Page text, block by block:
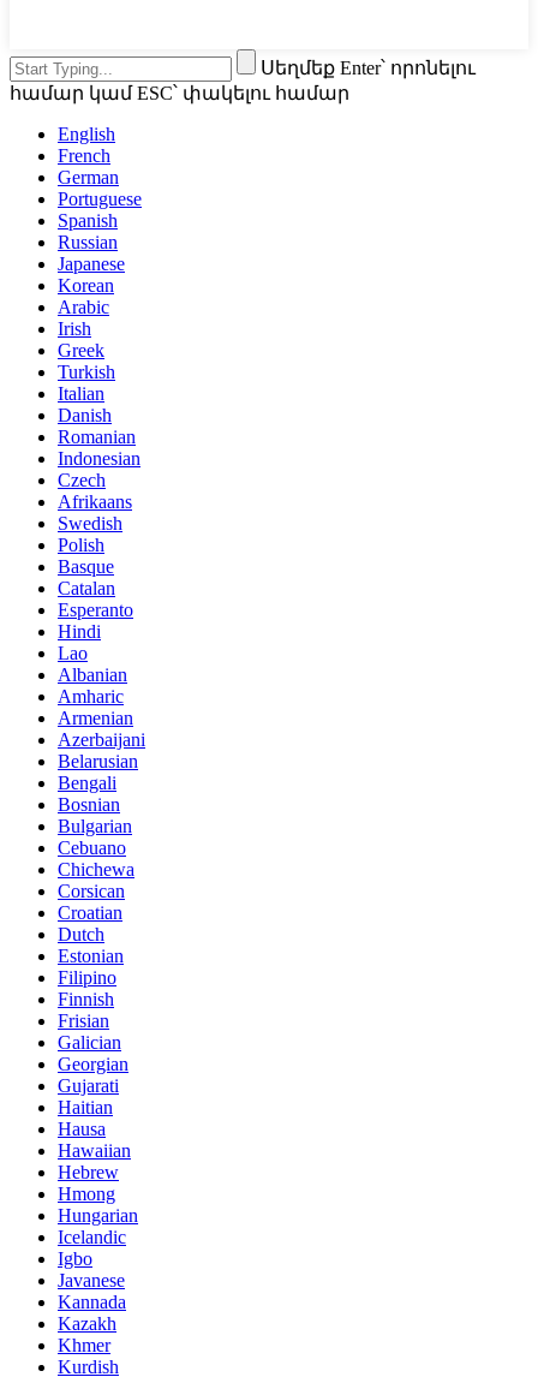
Սեղմեք Enter՝ որոնելու
համար կամ ESC՝ փակելու համար
English
French
German
Portuguese
Spanish
Russian
Japanese
Korean
Arabic
Irish
Greek
Turkish
Italian
Danish
Romanian
Indonesian
Czech
Afrikaans
Swedish
Polish
Basque
Catalan
Esperanto
Hindi
Lao
Albanian
Amharic
Armenian
Azerbaijani
Belarusian
Bengali
Bosnian
Bulgarian
Cebuano
Chichewa
Corsican
Croatian
Dutch
Estonian
Filipino
Finnish
Frisian
Galician
Georgian
Gujarati
Haitian
Hausa
Hawaiian
Hebrew
Hmong
Hungarian
Icelandic
Igbo
Javanese
Kannada
Kazakh
Khmer
Kurdish